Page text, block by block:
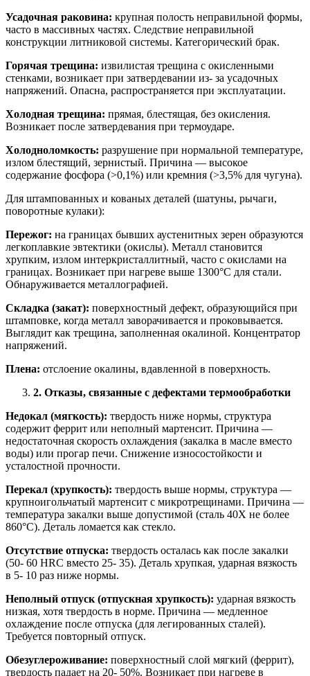
Усадочная раковина: крупная полость неправильной формы,
часто в массивных частях. Следствие неправильной
конструкции литниковой системы. Категорический брак.
Горячая трещина: извилистая трещина с окисленными
стенками, возникает при затвердевании из- за усадочных
напряжений. Опасна, распространяется при эксплуатации.
Холодная трещина: прямая, блестящая, без окисления.
Возникает после затвердевания при термоударе.
Холодноломкость: разрушение при нормальной температуре,
излом блестящий, зернистый. Причина — высокое
содержание фосфора (>0,1%) или кремния (>3,5% для чугуна).
Для штампованных и кованых деталей (шатуны, рычаги,
поворотные кулаки):
Пережог: на границах бывших аустенитных зерен образуются
легкоплавкие эвтектики (окислы). Металл становится
хрупким, излом интеркристаллитный, часто с окислами на
границах. Возникает при нагреве выше 1300°C для стали.
Обнаруживается металлографией.
Складка (закат): поверхностный дефект, образующийся при
штамповке, когда металл заворачивается и проковывается.
Выглядит как трещина, заполненная окалиной. Концентратор
напряжений.
Плена: отслоение окалины, вдавленной в поверхность.
2. Отказы, связанные с дефектами термообработки
Недокал (мягкость): твердость ниже нормы, структура
содержит феррит или неполный мартенсит. Причина —
недостаточная скорость охлаждения (закалка в масле вместо
воды) или прогар печи. Снижение износостойкости и
усталостной прочности.
Перекал (хрупкость): твердость выше нормы, структура —
крупноигольчатый мартенсит с микротрещинами. Причина —
температура закалки выше допустимой (сталь 40Х не более
860°C). Деталь ломается как стекло.
Отсутствие отпуска: твердость осталась как после закалки
(50- 60 HRC вместо 25- 35). Деталь хрупкая, ударная вязкость
в 5- 10 раз ниже нормы.
Неполный отпуск (отпускная хрупкость): ударная вязкость
низкая, хотя твердость в норме. Причина — медленное
охлаждение после отпуска (для легированных сталей).
Требуется повторный отпуск.
Обезуглероживание: поверхностный слой мягкий (феррит),
твердость падает на 20- 50%. Возникает при нагреве в